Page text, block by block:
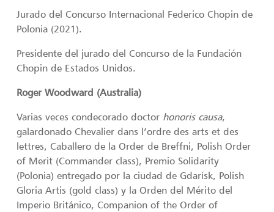
Jurado del Concurso Internacional Federico Chopin de
Polonia (2021).
Presidente del jurado del Concurso de la Fundación
Chopin de Estados Unidos.
Roger Woodward (Australia)
Varias veces condecorado doctor honoris causa,
galardonado Chevalier dans l’ordre des arts et des
lettres, Caballero de la Order de Breffni, Polish Order
of Merit (Commander class), Premio Solidarity
(Polonia) entregado por la ciudad de Gdarísk, Polish
Gloria Artis (gold class) y la Orden del Mérito del
Imperio Británico, Companion of the Order of